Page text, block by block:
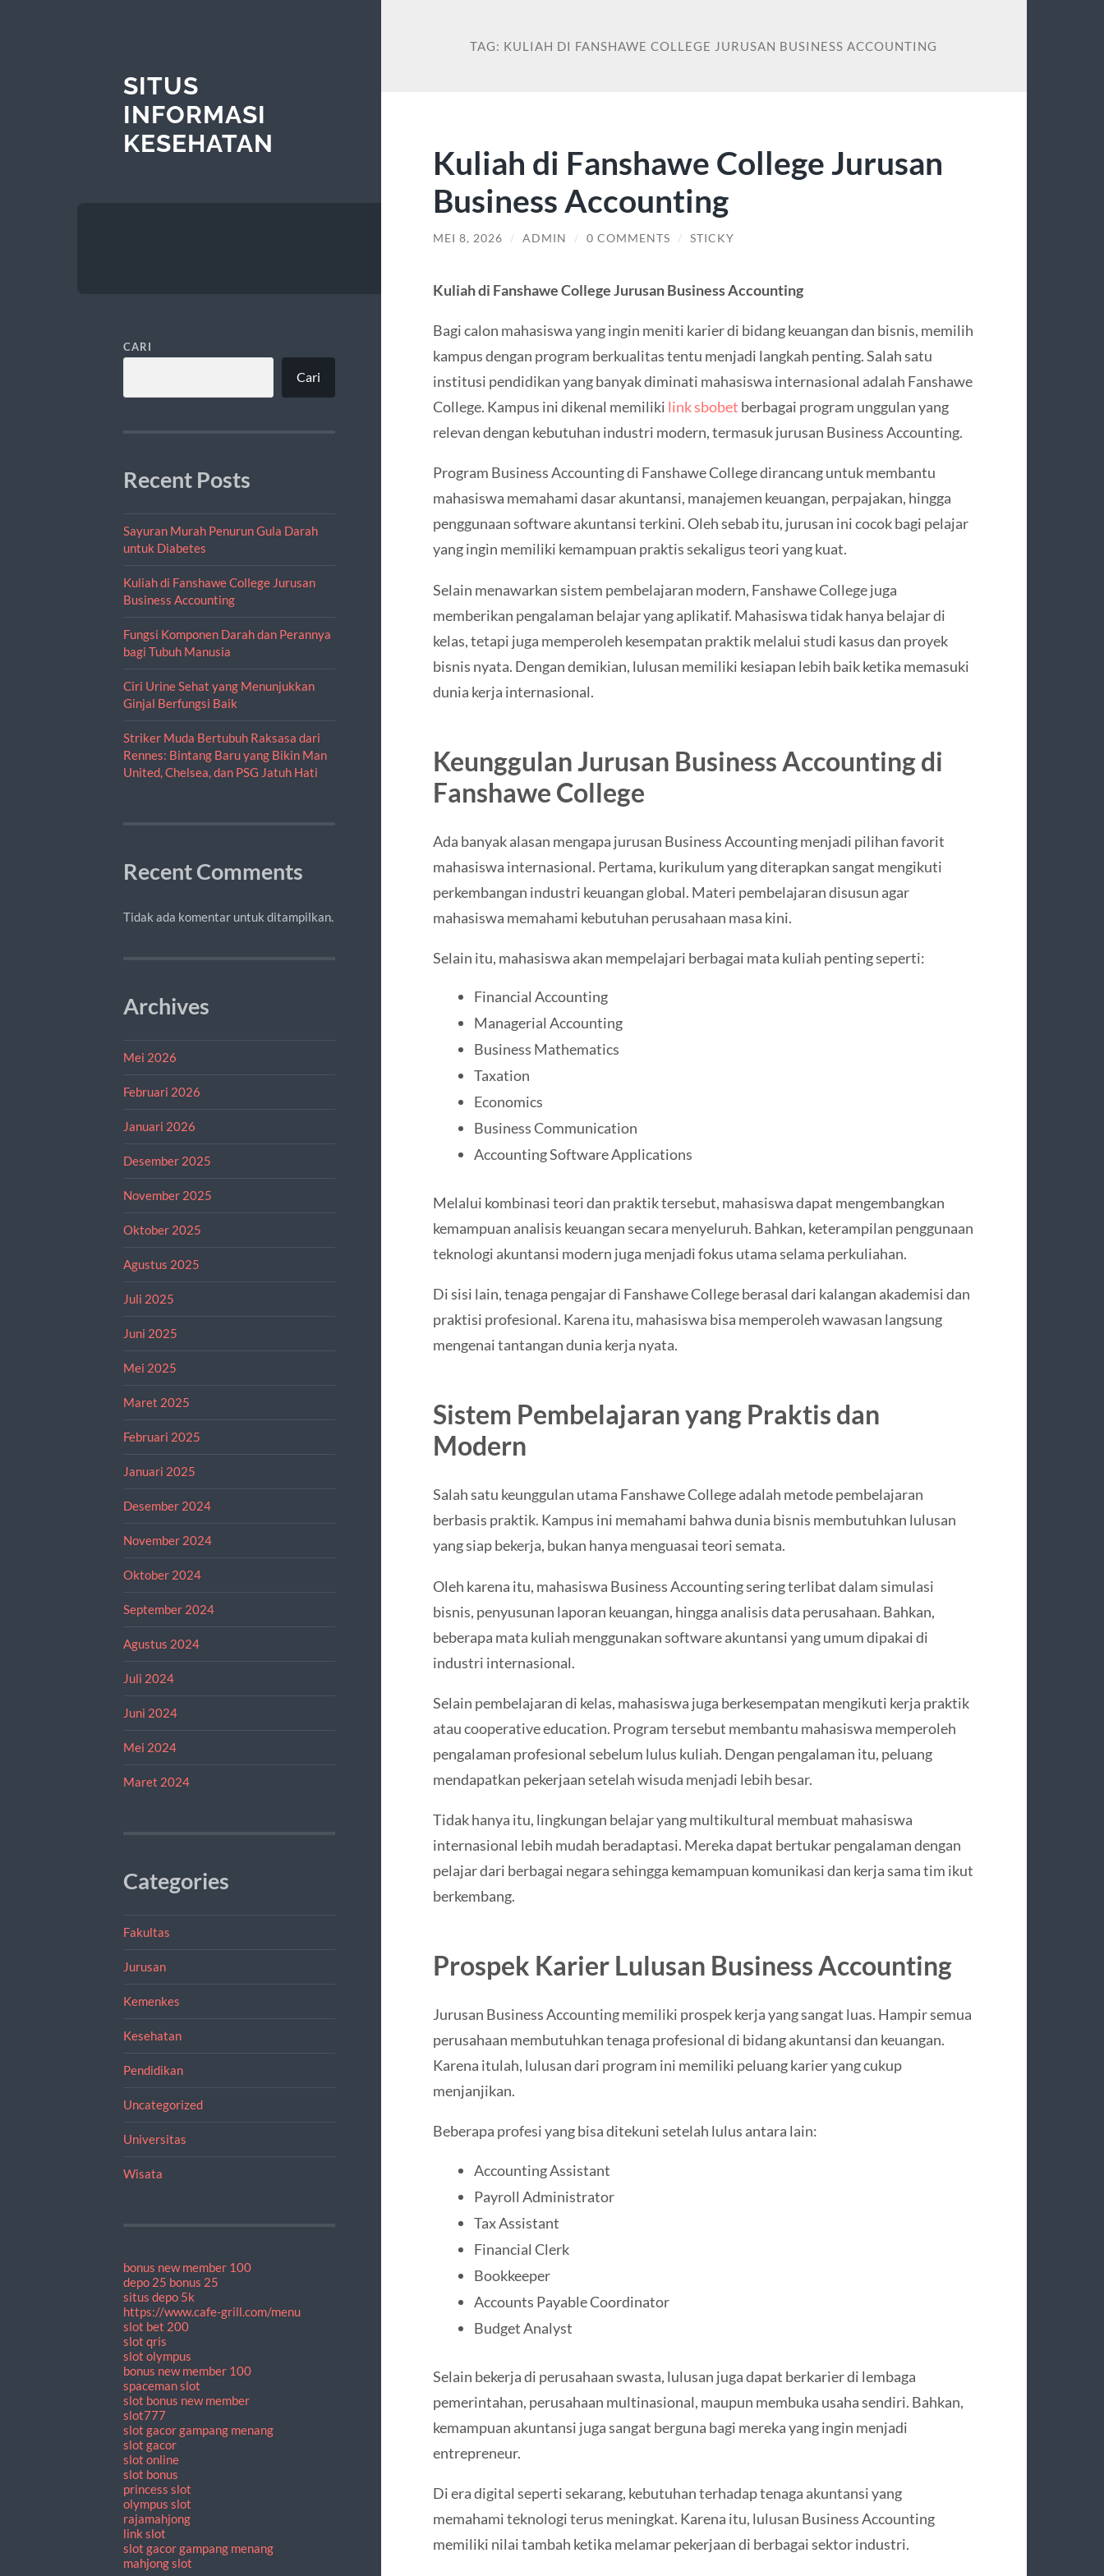
SITUS
INFORMASI
KESEHATAN
CARI
Cari
Recent Posts
Sayuran Murah Penurun Gula Darah
untuk Diabetes
Kuliah di Fanshawe College Jurusan
Business Accounting
Fungsi Komponen Darah dan Perannya
bagi Tubuh Manusia
Ciri Urine Sehat yang Menunjukkan
Ginjal Berfungsi Baik
Striker Muda Bertubuh Raksasa dari
Rennes: Bintang Baru yang Bikin Man
United, Chelsea, dan PSG Jatuh Hati
Recent Comments
Tidak ada komentar untuk ditampilkan.
Archives
Mei 2026
Februari 2026
Januari 2026
Desember 2025
November 2025
Oktober 2025
Agustus 2025
Juli 2025
Juni 2025
Mei 2025
Maret 2025
Februari 2025
Januari 2025
Desember 2024
November 2024
Oktober 2024
September 2024
Agustus 2024
Juli 2024
Juni 2024
Mei 2024
Maret 2024
Categories
Fakultas
Jurusan
Kemenkes
Kesehatan
Pendidikan
Uncategorized
Universitas
Wisata
bonus new member 100
depo 25 bonus 25
situs depo 5k
https://www.cafe-grill.com/menu
slot bet 200
slot qris
slot olympus
bonus new member 100
spaceman slot
slot bonus new member
slot777
slot gacor gampang menang
slot gacor
slot online
slot bonus
princess slot
olympus slot
rajamahjong
link slot
slot gacor gampang menang
mahjong slot
TAG: KULIAH DI FANSHAWE COLLEGE JURUSAN BUSINESS ACCOUNTING
Kuliah di Fanshawe College Jurusan
Business Accounting
MEI 8, 2026 / ADMIN / 0 COMMENTS / STICKY
Kuliah di Fanshawe College Jurusan Business Accounting
Bagi calon mahasiswa yang ingin meniti karier di bidang keuangan dan bisnis, memilih
kampus dengan program berkualitas tentu menjadi langkah penting. Salah satu
institusi pendidikan yang banyak diminati mahasiswa internasional adalah Fanshawe
College. Kampus ini dikenal memiliki link sbobet berbagai program unggulan yang
relevan dengan kebutuhan industri modern, termasuk jurusan Business Accounting.
Program Business Accounting di Fanshawe College dirancang untuk membantu
mahasiswa memahami dasar akuntansi, manajemen keuangan, perpajakan, hingga
penggunaan software akuntansi terkini. Oleh sebab itu, jurusan ini cocok bagi pelajar
yang ingin memiliki kemampuan praktis sekaligus teori yang kuat.
Selain menawarkan sistem pembelajaran modern, Fanshawe College juga
memberikan pengalaman belajar yang aplikatif. Mahasiswa tidak hanya belajar di
kelas, tetapi juga memperoleh kesempatan praktik melalui studi kasus dan proyek
bisnis nyata. Dengan demikian, lulusan memiliki kesiapan lebih baik ketika memasuki
dunia kerja internasional.
Keunggulan Jurusan Business Accounting di
Fanshawe College
Ada banyak alasan mengapa jurusan Business Accounting menjadi pilihan favorit
mahasiswa internasional. Pertama, kurikulum yang diterapkan sangat mengikuti
perkembangan industri keuangan global. Materi pembelajaran disusun agar
mahasiswa memahami kebutuhan perusahaan masa kini.
Selain itu, mahasiswa akan mempelajari berbagai mata kuliah penting seperti:
Financial Accounting
Managerial Accounting
Business Mathematics
Taxation
Economics
Business Communication
Accounting Software Applications
Melalui kombinasi teori dan praktik tersebut, mahasiswa dapat mengembangkan
kemampuan analisis keuangan secara menyeluruh. Bahkan, keterampilan penggunaan
teknologi akuntansi modern juga menjadi fokus utama selama perkuliahan.
Di sisi lain, tenaga pengajar di Fanshawe College berasal dari kalangan akademisi dan
praktisi profesional. Karena itu, mahasiswa bisa memperoleh wawasan langsung
mengenai tantangan dunia kerja nyata.
Sistem Pembelajaran yang Praktis dan
Modern
Salah satu keunggulan utama Fanshawe College adalah metode pembelajaran
berbasis praktik. Kampus ini memahami bahwa dunia bisnis membutuhkan lulusan
yang siap bekerja, bukan hanya menguasai teori semata.
Oleh karena itu, mahasiswa Business Accounting sering terlibat dalam simulasi
bisnis, penyusunan laporan keuangan, hingga analisis data perusahaan. Bahkan,
beberapa mata kuliah menggunakan software akuntansi yang umum dipakai di
industri internasional.
Selain pembelajaran di kelas, mahasiswa juga berkesempatan mengikuti kerja praktik
atau cooperative education. Program tersebut membantu mahasiswa memperoleh
pengalaman profesional sebelum lulus kuliah. Dengan pengalaman itu, peluang
mendapatkan pekerjaan setelah wisuda menjadi lebih besar.
Tidak hanya itu, lingkungan belajar yang multikultural membuat mahasiswa
internasional lebih mudah beradaptasi. Mereka dapat bertukar pengalaman dengan
pelajar dari berbagai negara sehingga kemampuan komunikasi dan kerja sama tim ikut
berkembang.
Prospek Karier Lulusan Business Accounting
Jurusan Business Accounting memiliki prospek kerja yang sangat luas. Hampir semua
perusahaan membutuhkan tenaga profesional di bidang akuntansi dan keuangan.
Karena itulah, lulusan dari program ini memiliki peluang karier yang cukup
menjanjikan.
Beberapa profesi yang bisa ditekuni setelah lulus antara lain:
Accounting Assistant
Payroll Administrator
Tax Assistant
Financial Clerk
Bookkeeper
Accounts Payable Coordinator
Budget Analyst
Selain bekerja di perusahaan swasta, lulusan juga dapat berkarier di lembaga
pemerintahan, perusahaan multinasional, maupun membuka usaha sendiri. Bahkan,
kemampuan akuntansi juga sangat berguna bagi mereka yang ingin menjadi
entrepreneur.
Di era digital seperti sekarang, kebutuhan terhadap tenaga akuntansi yang
memahami teknologi terus meningkat. Karena itu, lulusan Business Accounting
memiliki nilai tambah ketika melamar pekerjaan di berbagai sektor industri.